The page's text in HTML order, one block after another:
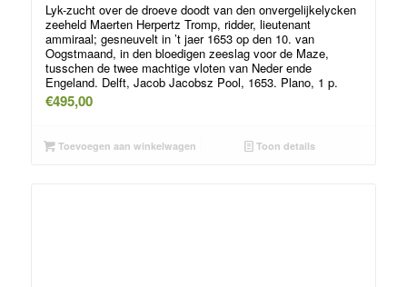
Lyk-zucht over de droeve doodt van den onvergelijkelycken
zeeheld Maerten Herpertz Tromp, ridder, lieutenant
ammiraal; gesneuvelt in ’t jaer 1653 op den 10. van
Oogstmaand, in den bloedigen zeeslag voor de Maze,
tusschen de twee machtige vloten van Neder ende
Engeland. Delft, Jacob Jacobsz Pool, 1653. Plano, 1 p.
€495,00
Toevoegen aan winkelwagen Toon details